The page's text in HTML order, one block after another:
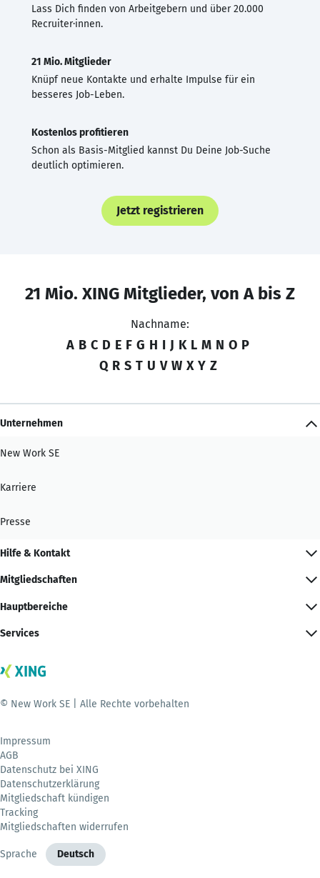
Lass Dich finden von Arbeitgebern und über 20.000
Recruiter·innen.
21 Mio. Mitglieder
Knüpf neue Kontakte und erhalte Impulse für ein
besseres Job-Leben.
Kostenlos profitieren
Schon als Basis-Mitglied kannst Du Deine Job-Suche
deutlich optimieren.
Jetzt registrieren
21 Mio. XING Mitglieder, von A bis Z
Nachname:
A B C D E F G H I J K L M N O P
Q R S T U V W X Y Z
Unternehmen
New Work SE
Karriere
Presse
Hilfe & Kontakt
Mitgliedschaften
Hauptbereiche
Services
© New Work SE | Alle Rechte vorbehalten
Impressum
AGB
Datenschutz bei XING
Datenschutzerklärung
Mitgliedschaft kündigen
Tracking
Mitgliedschaften widerrufen
Sprache Deutsch